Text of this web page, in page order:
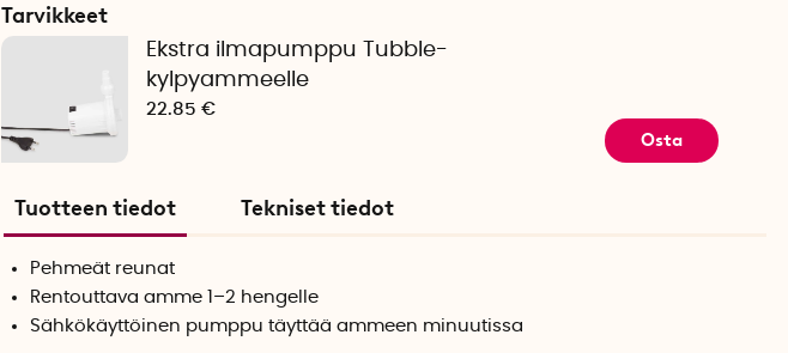
Tarvikkeet
Ekstra ilmapumppu Tubble-
kylpyammeelle
22.85 €
Osta
Tuotteen tiedot Tekniset tiedot
Pehmeät reunat
Rentouttava amme 1–2 hengelle
Sähkökäyttöinen pumppu täyttää ammeen minuutissa